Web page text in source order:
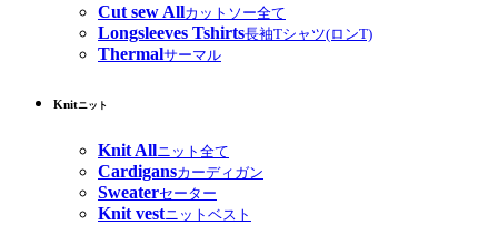
Cut sew Allカットソー全て
Longsleeves Tshirts長袖Tシャツ(ロンT)
Thermalサーマル
Knitニット
Knit Allニット全て
Cardigansカーディガン
Sweaterセーター
Knit vestニットベスト